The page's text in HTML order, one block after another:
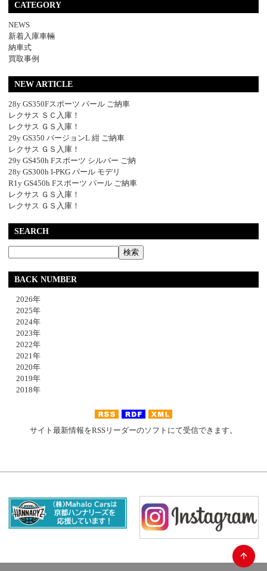
CATEGORY
NEWS
新着入庫車輛
納車式
買取事例
NEW ARTICLE
28y GS350Fスポーツ パール ご納車
レクサス ＳＣ入庫！
レクサス ＧＳ入庫！
29y GS350 バージョンL 紺 ご納車
レクサス ＧＳ入庫！
29y GS450h Fスポーツ シルバー ご納
28y GS300h I-PKG パール モデリ
R1y GS450h Fスポーツ パール ご納車
レクサス ＧＳ入庫！
レクサス ＧＳ入庫！
SEARCH
BACK NUMBER
2026年
2025年
2024年
2023年
2022年
2021年
2020年
2019年
2018年
サイト最新情報をRSSリーダーのソフトにて受信できます。